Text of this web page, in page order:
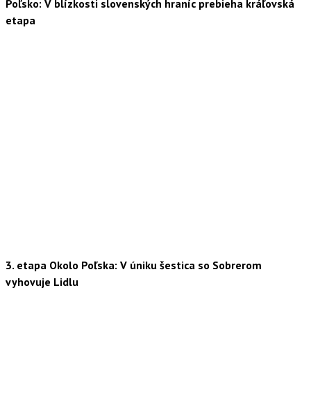
Poľsko: V blízkosti slovenských hraníc prebieha kráľovská
etapa
3. etapa Okolo Poľska: V úniku šestica so Sobrerom
vyhovuje Lidlu